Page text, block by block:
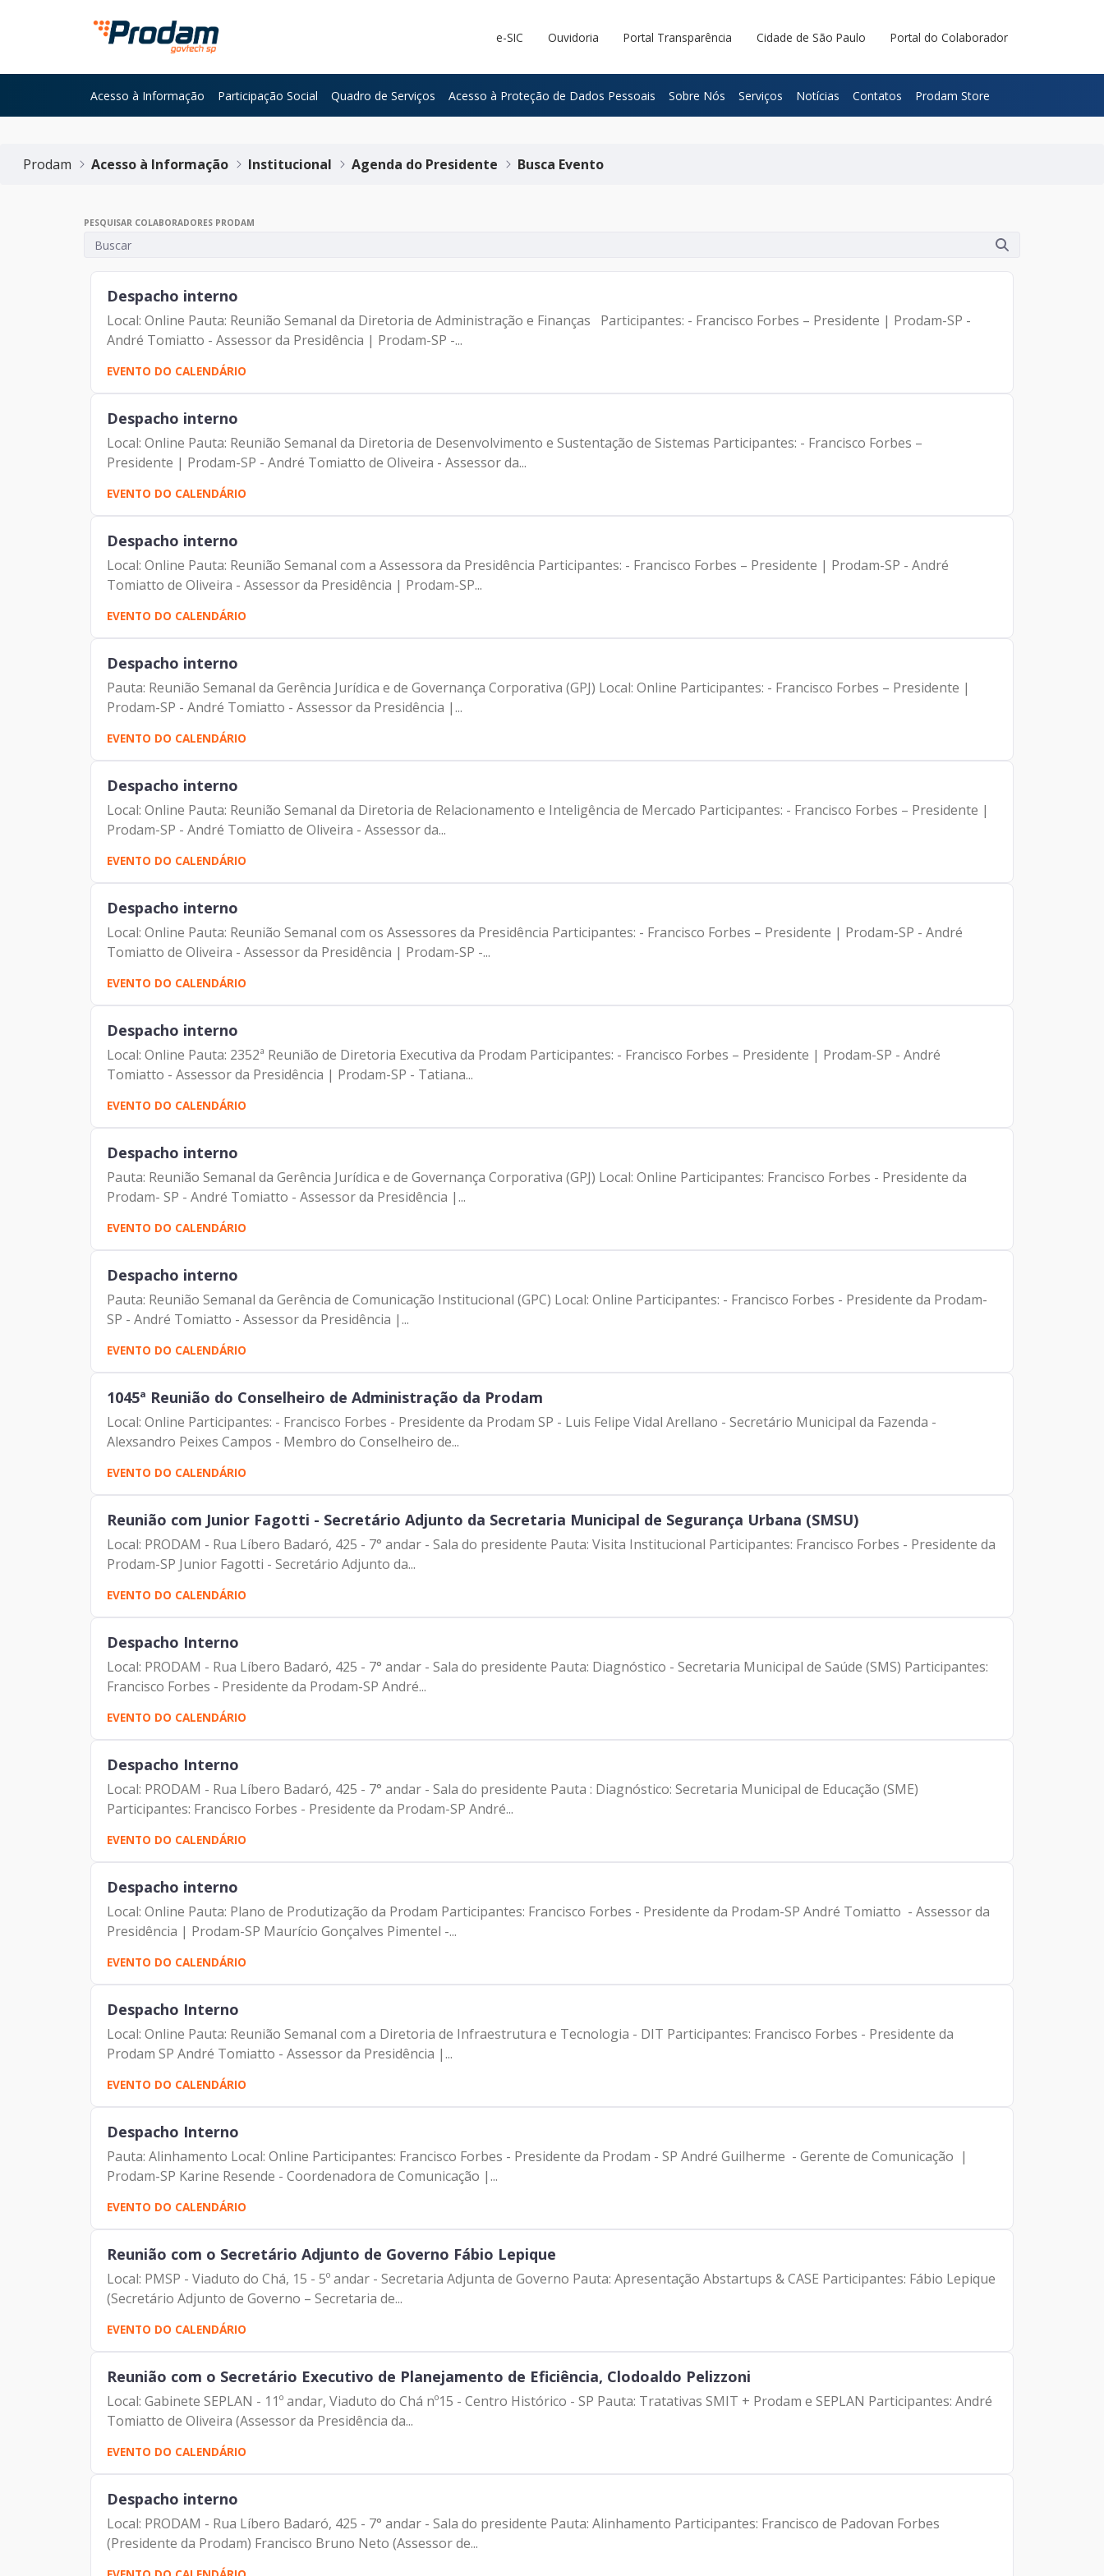
Pular para o Conteúdo principal
e-SIC Ouvidoria Portal Transparência Cidade de São Paulo Portal do Colaborador
Acesso à Informação Participação Social Quadro de Serviços Acesso à Proteção de Dados Pessoais Sobre Nós Serviços Notícias Contatos Prodam Store
Prodam Acesso à Informação Institucional Agenda do Presidente Busca Evento
PESQUISAR COLABORADORES PRODAM
Despacho interno
Local: Online Pauta: Reunião Semanal da Diretoria de Administração e Finanças Participantes: - Francisco Forbes – Presidente | Prodam-SP -
André Tomiatto - Assessor da Presidência | Prodam-SP -...
EVENTO DO CALENDÁRIO
Despacho interno
Local: Online Pauta: Reunião Semanal da Diretoria de Desenvolvimento e Sustentação de Sistemas Participantes: - Francisco Forbes –
Presidente | Prodam-SP - André Tomiatto de Oliveira - Assessor da...
EVENTO DO CALENDÁRIO
Despacho interno
Local: Online Pauta: Reunião Semanal com a Assessora da Presidência Participantes: - Francisco Forbes – Presidente | Prodam-SP - André
Tomiatto de Oliveira - Assessor da Presidência | Prodam-SP...
EVENTO DO CALENDÁRIO
Despacho interno
Pauta: Reunião Semanal da Gerência Jurídica e de Governança Corporativa (GPJ) Local: Online Participantes: - Francisco Forbes – Presidente |
Prodam-SP - André Tomiatto - Assessor da Presidência |...
EVENTO DO CALENDÁRIO
Despacho interno
Local: Online Pauta: Reunião Semanal da Diretoria de Relacionamento e Inteligência de Mercado Participantes: - Francisco Forbes – Presidente |
Prodam-SP - André Tomiatto de Oliveira - Assessor da...
EVENTO DO CALENDÁRIO
Despacho interno
Local: Online Pauta: Reunião Semanal com os Assessores da Presidência Participantes: - Francisco Forbes – Presidente | Prodam-SP - André
Tomiatto de Oliveira - Assessor da Presidência | Prodam-SP -...
EVENTO DO CALENDÁRIO
Despacho interno
Local: Online Pauta: 2352ª Reunião de Diretoria Executiva da Prodam Participantes: - Francisco Forbes – Presidente | Prodam-SP - André
Tomiatto - Assessor da Presidência | Prodam-SP - ⁠Tatiana...
EVENTO DO CALENDÁRIO
Despacho interno
Pauta: Reunião Semanal da Gerência Jurídica e de Governança Corporativa (GPJ) Local: Online Participantes: Francisco Forbes - Presidente da
Prodam- SP - André Tomiatto - Assessor da Presidência |...
EVENTO DO CALENDÁRIO
Despacho interno
Pauta: Reunião Semanal da Gerência de Comunicação Institucional (GPC) Local: Online Participantes: - Francisco Forbes - Presidente da Prodam-
SP - André Tomiatto - Assessor da Presidência |...
EVENTO DO CALENDÁRIO
1045ª Reunião do Conselheiro de Administração da Prodam
Local: Online Participantes: - Francisco Forbes - Presidente da Prodam SP - Luis Felipe Vidal Arellano - Secretário Municipal da Fazenda -
Alexsandro Peixes Campos - Membro do Conselheiro de...
EVENTO DO CALENDÁRIO
Reunião com Junior Fagotti - Secretário Adjunto da Secretaria Municipal de Segurança Urbana (SMSU)
Local: PRODAM - Rua Líbero Badaró, 425 - 7° andar - Sala do presidente Pauta: Visita Institucional Participantes: Francisco Forbes - Presidente da
Prodam-SP Junior Fagotti - Secretário Adjunto da...
EVENTO DO CALENDÁRIO
Despacho Interno
Local: PRODAM - Rua Líbero Badaró, 425 - 7° andar - Sala do presidente Pauta: Diagnóstico - Secretaria Municipal de Saúde (SMS) Participantes:
Francisco Forbes - Presidente da Prodam-SP André...
EVENTO DO CALENDÁRIO
Despacho Interno
Local: PRODAM - Rua Líbero Badaró, 425 - 7° andar - Sala do presidente Pauta : Diagnóstico: Secretaria Municipal de Educação (SME)
Participantes: Francisco Forbes - Presidente da Prodam-SP André...
EVENTO DO CALENDÁRIO
Despacho interno
Local: Online Pauta: Plano de Produtização da Prodam Participantes: Francisco Forbes - Presidente da Prodam-SP André Tomiatto - Assessor da
Presidência | Prodam-SP Maurício Gonçalves Pimentel -...
EVENTO DO CALENDÁRIO
Despacho Interno
Local: Online Pauta: Reunião Semanal com a Diretoria de Infraestrutura e Tecnologia - DIT Participantes: Francisco Forbes - Presidente da
Prodam SP André Tomiatto - Assessor da Presidência |...
EVENTO DO CALENDÁRIO
Despacho Interno
Pauta: Alinhamento Local: Online Participantes: Francisco Forbes - Presidente da Prodam - SP André Guilherme - Gerente de Comunicação |
Prodam-SP Karine Resende - Coordenadora de Comunicação |...
EVENTO DO CALENDÁRIO
Reunião com o Secretário Adjunto de Governo Fábio Lepique
Local: PMSP - Viaduto do Chá, 15 - 5º andar - Secretaria Adjunta de Governo Pauta: Apresentação Abstartups & CASE Participantes: Fábio Lepique
(Secretário Adjunto de Governo – Secretaria de...
EVENTO DO CALENDÁRIO
Reunião com o Secretário Executivo de Planejamento de Eficiência, Clodoaldo Pelizzoni
Local: Gabinete SEPLAN - 11º andar, Viaduto do Chá nº15 - Centro Histórico - SP Pauta: Tratativas SMIT + Prodam e SEPLAN Participantes: André
Tomiatto de Oliveira (Assessor da Presidência da...
EVENTO DO CALENDÁRIO
Despacho interno
Local: PRODAM - Rua Líbero Badaró, 425 - 7° andar - Sala do presidente Pauta: Alinhamento Participantes: Francisco de Padovan Forbes
(Presidente da Prodam) Francisco Bruno Neto (Assessor de...